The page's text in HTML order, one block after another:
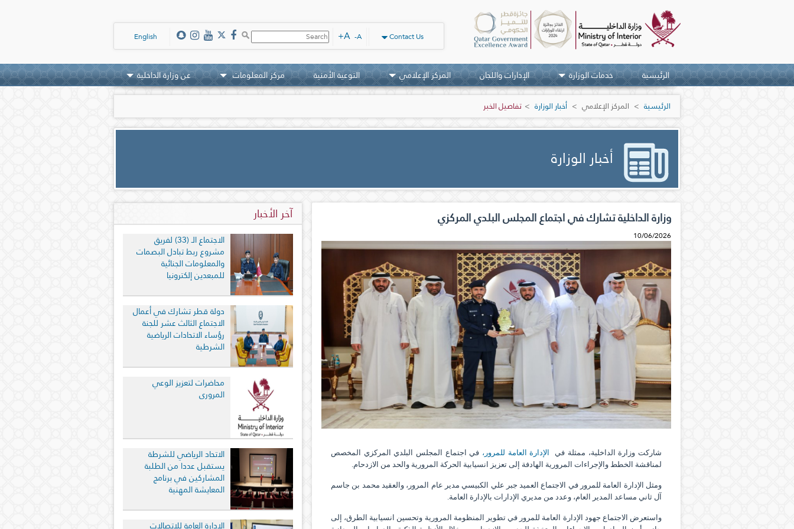
Contact Us
A-
A+
English
الرئيسية خدمات الوزارة اﻹدارات واﻟﻠﺠﺎن المركز الإعلامي التوعية الأمنية مركز المعلومات عن وزارة الداخلية
الرئيسية المركز الإعلامي أخبار الوزارة تفاصيل الخبر
أخبار الوزارة
وزارة الداخلية تشارك في اجتماع المجلس البلدي المركزي
10/06/2026
شاركت وزارة الداخلية، ممثلة في الإدارة العامة للمرور، في اجتماع المجلس البلدي المركزي المخصص
لمناقشة الخطط والإجراءات المرورية الهادفة إلى تعزيز انسيابية الحركة المرورية والحد من الازدحام.
‏ومثل الإدارة العامة للمرور في الاجتماع العميد جبر علي الكبيسي مدير عام المرور، والعقيد محمد بن جاسم
آل ثاني مساعد المدير العام، وعدد من مديري الإدارات بالإدارة العامة.
‏واستعرض الاجتماع جهود الإدارة العامة للمرور في تطوير المنظومة المرورية وتحسين انسيابية الطرق، إلى
آخر الأخبار
الاجتماع الـ (33) لفريق
مشروع ربط تبادل البصمات
والمعلومات الجنائية
للمبعدين إلكترونيا
دولة قطر تشارك في أعمال
الاجتماع الثالث عشر للجنة
رؤساء الاتحادات الرياضية
الشرطية
محاضرات لتعزيز الوعي
المروري
الاتحاد الرياضي للشرطة
يستقبل عددا من الطلبة
المشاركين في برنامج
المعايشة المهنية
الإدارة العامة للاتصالات